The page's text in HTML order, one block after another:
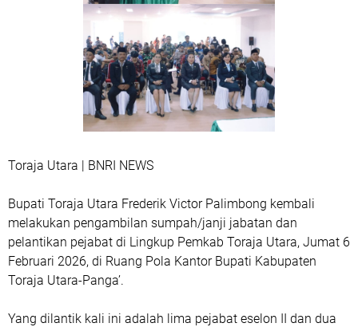
Toraja Utara | BNRI NEWS
Bupati Toraja Utara Frederik Victor Palimbong kembali
melakukan pengambilan sumpah/janji jabatan dan
pelantikan pejabat di Lingkup Pemkab Toraja Utara, Jumat 6
Februari 2026, di Ruang Pola Kantor Bupati Kabupaten
Toraja Utara-Panga’.
Yang dilantik kali ini adalah lima pejabat eselon II dan dua